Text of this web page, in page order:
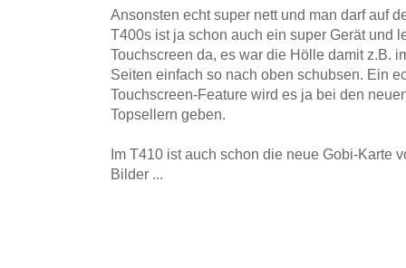
Ansonsten echt super nett und man darf auf
T400s ist ja schon auch ein super Gerät und
Touchscreen da, es war die Hölle damit z.B.
Seiten einfach so nach oben schubsen. Ein
Touchscreen-Feature wird es ja bei den
Topsellern geben.
Im T410 ist auch schon die neue Gobi-Karte
Bilder ...